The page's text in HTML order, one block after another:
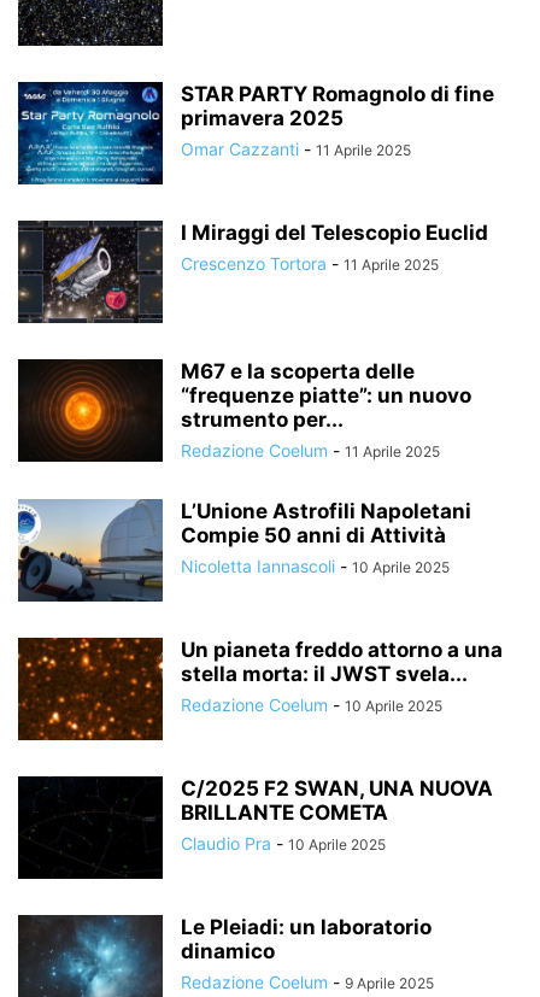
STAR PARTY Romagnolo di fine
primavera 2025
Omar Cazzanti - 11 Aprile 2025
I Miraggi del Telescopio Euclid
Crescenzo Tortora - 11 Aprile 2025
M67 e la scoperta delle
“frequenze piatte”: un nuovo
strumento per...
Redazione Coelum - 11 Aprile 2025
L’Unione Astrofili Napoletani
Compie 50 anni di Attività
Nicoletta Iannascoli - 10 Aprile 2025
Un pianeta freddo attorno a una
stella morta: il JWST svela...
Redazione Coelum - 10 Aprile 2025
C/2025 F2 SWAN, UNA NUOVA
BRILLANTE COMETA
Claudio Pra - 10 Aprile 2025
Le Pleiadi: un laboratorio
dinamico
Redazione Coelum - 9 Aprile 2025